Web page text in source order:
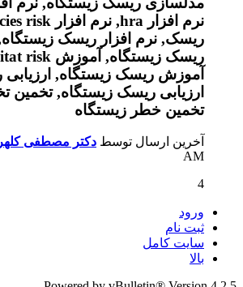
آخرین ارسال توسط دکتر مصطفی کلهر
AM
4
ورود
ثبت نام
سایت کامل
بالا